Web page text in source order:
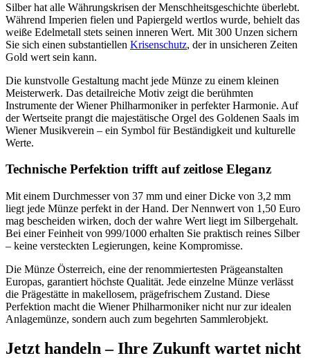
Silber hat alle Währungskrisen der Menschheitsgeschichte überlebt.
Während Imperien fielen und Papiergeld wertlos wurde, behielt das
weiße Edelmetall stets seinen inneren Wert. Mit 300 Unzen sichern
Sie sich einen substantiellen Krisenschutz, der in unsicheren Zeiten
Gold wert sein kann.
Die kunstvolle Gestaltung macht jede Münze zu einem kleinen
Meisterwerk. Das detailreiche Motiv zeigt die berühmten
Instrumente der Wiener Philharmoniker in perfekter Harmonie. Auf
der Wertseite prangt die majestätische Orgel des Goldenen Saals im
Wiener Musikverein – ein Symbol für Beständigkeit und kulturelle
Werte.
Technische Perfektion trifft auf zeitlose Eleganz
Mit einem Durchmesser von 37 mm und einer Dicke von 3,2 mm
liegt jede Münze perfekt in der Hand. Der Nennwert von 1,50 Euro
mag bescheiden wirken, doch der wahre Wert liegt im Silbergehalt.
Bei einer Feinheit von 999/1000 erhalten Sie praktisch reines Silber
– keine versteckten Legierungen, keine Kompromisse.
Die Münze Österreich, eine der renommiertesten Prägeanstalten
Europas, garantiert höchste Qualität. Jede einzelne Münze verlässt
die Prägestätte in makellosem, prägefrischem Zustand. Diese
Perfektion macht die Wiener Philharmoniker nicht nur zur idealen
Anlagemünze, sondern auch zum begehrten Sammlerobjekt.
Jetzt handeln – Ihre Zukunft wartet nicht